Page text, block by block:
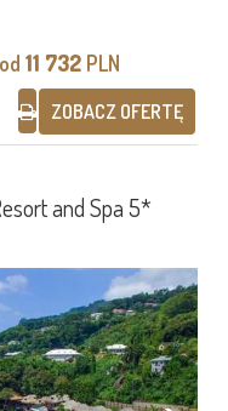
11 732 PLN
ZOBACZ OFERTĘ
and Spa 5*